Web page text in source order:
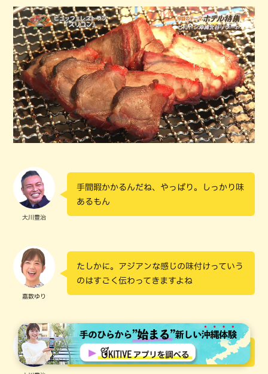
大川豊治
手間暇かかるんだね、やっぱり。しっかり味
あるもん
嘉数ゆり
たしかに。アジアンな感じの味付けっていう
のはすごく伝わってきますよね
おいしい。どんどん食べてしまう